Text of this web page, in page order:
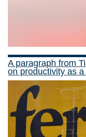
A paragraph from
on productivity as